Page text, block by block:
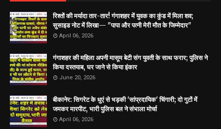
रिश्तों की मर्यादा तार-तार! गंगाशहर में युवक का कुंड में मिला शव;
सुसाइड नोट में लिखा— "पापा और पत्नी मेरी मौत के जिम्मेदार"
April 06, 2026
गंगाशहर की महिला अपनी मासूम बेटी संग युवती के साथ फरार; पुलिस ने
किया दस्तयाब, घर जाने से किया इंकार
June 20, 2026
बीकानेर: सिगरेट के धुएं से भड़की 'सांप्रदायिक' चिंगारी; दो गुटों में
जमकर मारपीट, भारी पुलिस बल ने संभाला मोर्चा
April 06, 2026